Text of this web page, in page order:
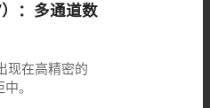
：多通道数
现在高精密的
。